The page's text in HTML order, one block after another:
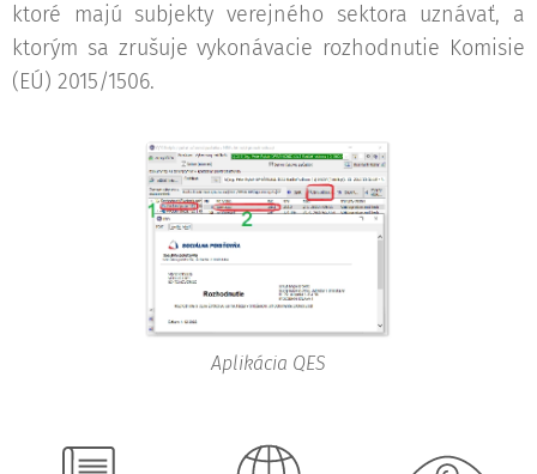
ktoré majú subjekty verejného sektora uznávať, a
ktorým sa zrušuje vykonávacie rozhodnutie Komisie
(EÚ) 2015/1506.
Aplikácia QES